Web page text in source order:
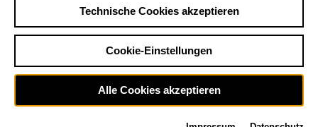
Sa29.8.
Großes Haus
12:00 Eröffnungswochenende
Technische Cookies akzeptieren
Cookie-Einstellungen
Alle Cookies akzeptieren